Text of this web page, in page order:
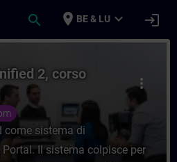
search place BE & LU expand_more login
WinCC Unified 2,
more_vert
2, corso
come sistema di
Il sistema colpisce per